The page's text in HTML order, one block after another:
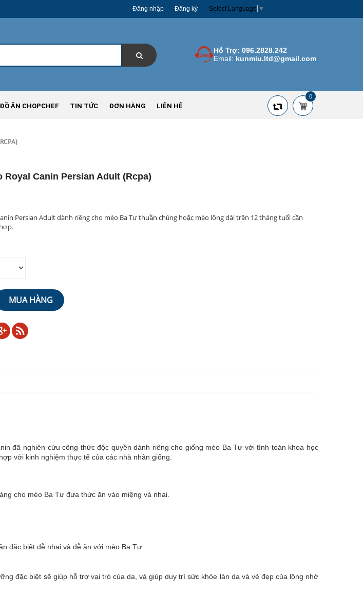
Đăng nhập Đăng ký Select Language ▼
Hỗ Trợ: 096.2828.242
Email: kunmiu.ltd@gmail.com
ĐỒ ĂN CHOPCHEF TIN TỨC ĐƠN HÀNG LIÊN HỆ
0
Royal Canin Persian Adult (rcpa)
Persian Adult dành riêng cho mèo Ba Tư thuần chủng hoặc mèo lông dài trên 12 tháng tuổi cần
MUA HÀNG
đã nghiên cứu công thức độc quyền dành riêng cho giống mèo Ba Tư với tính toán khoa học
với kinh nghiệm thực tế của các nhà nhân giống.
cho mèo Ba Tư đưa thức ăn vào miệng và nhai.
đặc biệt dễ nhai và dễ ăn với mèo Ba Tư
đặc biệt sẽ giúp hỗ trợ vai trò của da, và giúp duy trì sức khỏe làn da và vẻ đẹp của lông nhờ